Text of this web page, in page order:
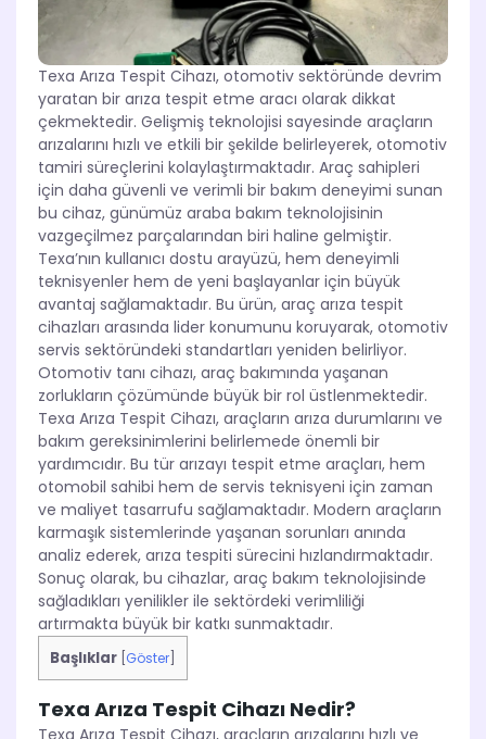
Texa Arıza Tespit Cihazı, otomotiv sektöründe devrim
yaratan bir arıza tespit etme aracı olarak dikkat
çekmektedir. Gelişmiş teknolojisi sayesinde araçların
arızalarını hızlı ve etkili bir şekilde belirleyerek, otomotiv
tamiri süreçlerini kolaylaştırmaktadır. Araç sahipleri
için daha güvenli ve verimli bir bakım deneyimi sunan
bu cihaz, günümüz araba bakım teknolojisinin
vazgeçilmez parçalarından biri haline gelmiştir.
Texa’nın kullanıcı dostu arayüzü, hem deneyimli
teknisyenler hem de yeni başlayanlar için büyük
avantaj sağlamaktadır. Bu ürün, araç arıza tespit
cihazları arasında lider konumunu koruyarak, otomotiv
servis sektöründeki standartları yeniden belirliyor.
Otomotiv tanı cihazı, araç bakımında yaşanan
zorlukların çözümünde büyük bir rol üstlenmektedir.
Texa Arıza Tespit Cihazı, araçların arıza durumlarını ve
bakım gereksinimlerini belirlemede önemli bir
yardımcıdır. Bu tür arızayı tespit etme araçları, hem
otomobil sahibi hem de servis teknisyeni için zaman
ve maliyet tasarrufu sağlamaktadır. Modern araçların
karmaşık sistemlerinde yaşanan sorunları anında
analiz ederek, arıza tespiti sürecini hızlandırmaktadır.
Sonuç olarak, bu cihazlar, araç bakım teknolojisinde
sağladıkları yenilikler ile sektördeki verimliliği
artırmakta büyük bir katkı sunmaktadır.
Başlıklar Göster
Texa Arıza Tespit Cihazı Nedir?